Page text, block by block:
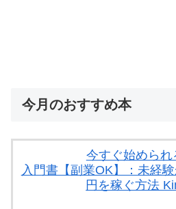
今月のおすすめ本
今すぐ始めら
入門書【副業OK】：未経
円を稼ぐ方法